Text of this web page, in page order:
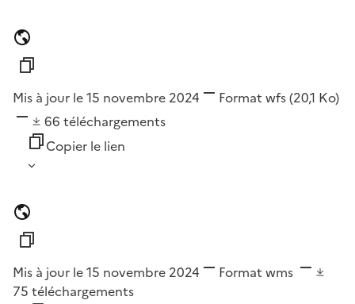
Mis à jour le 15 novembre 2024 Format wfs(20,1 Ko)
66 téléchargements
Copier le lien
Mis à jour le 15 novembre 2024 Format wms
75 téléchargements